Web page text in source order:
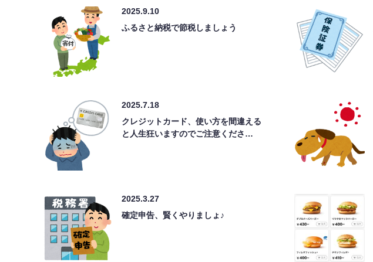
2025.9.10
ふるさと納税で節税しましょう
2025.7.18
クレジットカード、使い方を間違える
と人生狂いますのでご注意くださ…
2025.3.27
確定申告、賢くやりましょ♪